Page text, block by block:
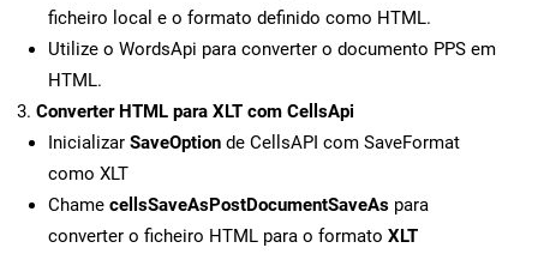
ficheiro local e o formato definido como HTML.
Utilize o WordsApi para converter o documento PPS em
HTML.
Converter HTML para XLT com CellsApi
Inicializar SaveOption de CellsAPI com SaveFormat
como XLT
Chame cellsSaveAsPostDocumentSaveAs para
converter o ficheiro HTML para o formato XLT